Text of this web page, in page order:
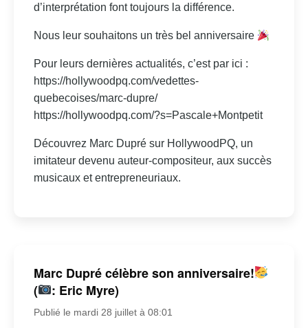
d’interprétation font toujours la différence.
Nous leur souhaitons un très bel anniversaire
Pour leurs dernières actualités, c’est par ici :
https://hollywoodpq.com/vedettes-
quebecoises/marc-dupre/
https://hollywoodpq.com/?s=Pascale+Montpetit
Découvrez Marc Dupré sur HollywoodPQ, un
imitateur devenu auteur-compositeur, aux succès
musicaux et entrepreneuriaux.
Marc Dupré célèbre son anniversaire!
(
: Eric Myre)
Publié le mardi 28 juillet à 08:01